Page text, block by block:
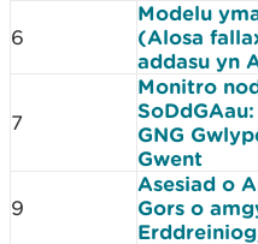
6
Modelu
(Alosa
addasu yn
7
Monitro
GNG
Gwent
9
Asesiad o
Gors o